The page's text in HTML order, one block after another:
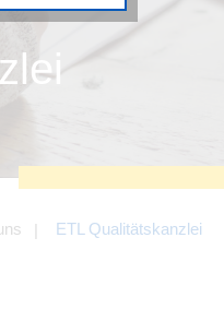
ETL Qualitätskanzlei
um die
Cookies
der
Facebook und